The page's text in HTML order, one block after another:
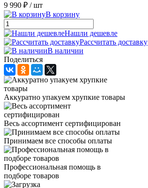
9 990 ₽ / шт
В корзину
Нашли дешевле
Рассчитать доставку
В наличии
Поделиться
Аккуратно упакуем хрупкие товары
Весь ассортимент сертифицирован
Принимаем все способы оплаты
Профессиональная помощь в
подборе товаров